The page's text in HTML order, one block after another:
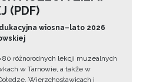
(PDF)
wiosna–lato 2026
różnorodnych lekcji muzealnych
w Tarnowie, a także w
Wierzchosławicach i